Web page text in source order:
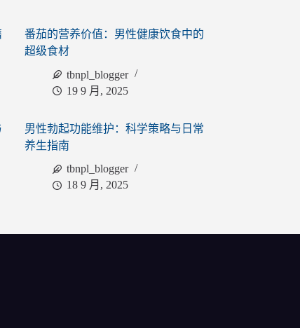
番茄的营养价值：男性健康饮食中的
超级食材
tbnpl_blogger
19 9 月, 2025
男性勃起功能维护：科学策略与日常
养生指南
tbnpl_blogger
18 9 月, 2025